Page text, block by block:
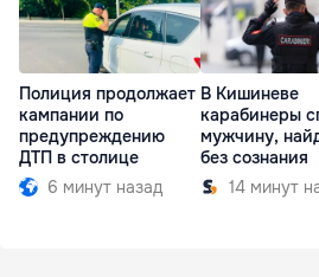
Полиция продолжает
кампании по
предупреждению
ДТП в столице
6 минут назад
В Кишиневе
карабинеры
мужчину,
без сознания
14 минут